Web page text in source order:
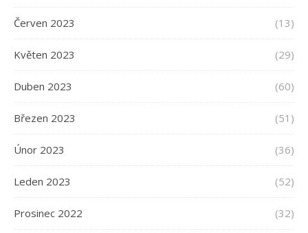
Červen 2023 (13)
Květen 2023 (29)
Duben 2023 (60)
Březen 2023 (51)
Únor 2023 (36)
Leden 2023 (52)
Prosinec 2022 (32)